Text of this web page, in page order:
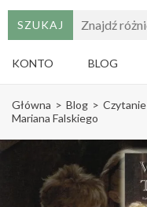
KONTO BLOG
to
(Press
Główna > Blog > Czytanie
Mariana Falskiego